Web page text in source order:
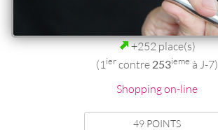
+252 place(s)
(1 iercontre 253ieme à J-7)
Shopping on-line
49 POINTS